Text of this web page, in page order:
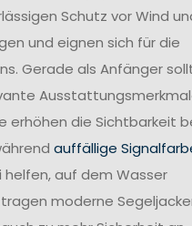
Schutz vor Wind
und eignen sich für die
Gerade als Anfänger
erhöhen die Sichtbarkeit
auffällige
auf dem Wasser
moderne